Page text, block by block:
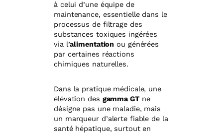
à celui d’une équipe de
maintenance, essentielle dans le
processus de filtrage des
substances toxiques ingérées
via l’alimentation ou générées
par certaines réactions
chimiques naturelles.
Dans la pratique médicale, une
élévation des gamma GTne
désigne pas une maladie, mais
un marqueur d’alerte fiable de la
santé hépatique, surtout en